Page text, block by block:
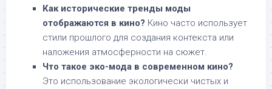
Как исторические тренды моды
отображаются в кино? Кино часто использует
стили прошлого для создания контекста или
наложения атмосферности на сюжет.
Что такое эко-мода в современном кино?
Это использование экологически чистых и